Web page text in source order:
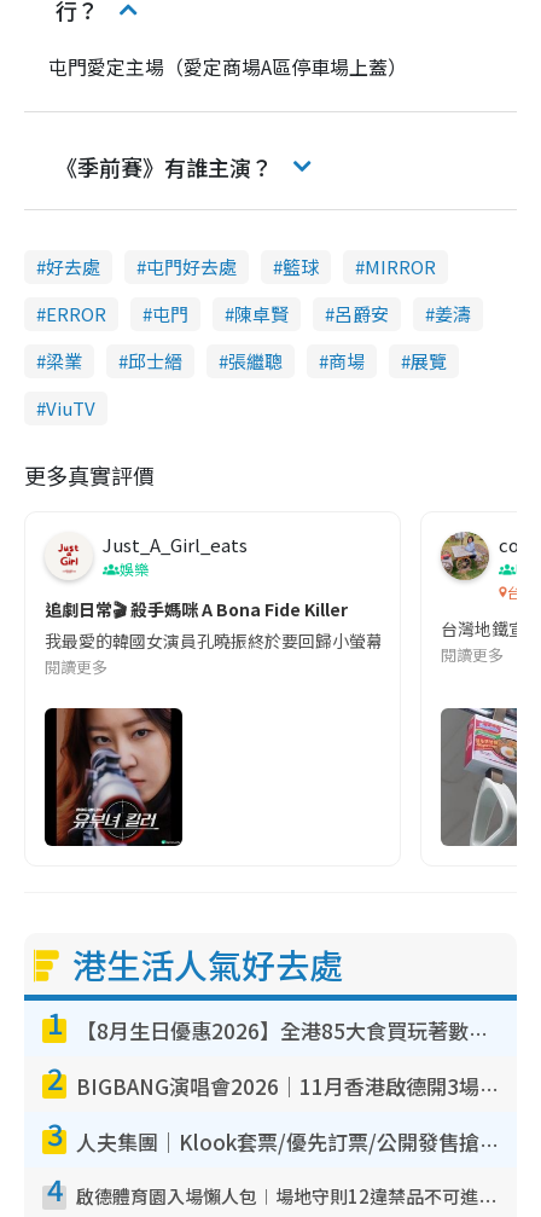
行？
屯門愛定主場（愛定商場A區停車場上蓋）
《季前賽》有誰主演？
好去處 屯門好去處 籃球
MIRROR
ERROR
屯門 陳卓賢 呂爵安
姜濤
梁業
邱士縉 張繼聰 商場
展覽
ViuTV
更多真實評價
Just_A_Girl_eats
娛樂
追劇日常🎬 殺手媽咪 A Bona Fide Killer
我最愛的韓國女演員孔曉振終於要回歸小螢幕啦!這次的劇本改編
閱讀更多
co
吹
台灣
台灣地鐵宣
閱讀更多
港生活人氣好去處
1 【8月生日優惠2026】全港85大食買玩著數攻略 自助餐/火鍋放題同行免費＋誠品/DONKI送現金券
2 BIGBANG演唱會2026｜11月香港啟德開3場！實名制VIP申請、優先購票攻略
3 人夫集團｜Klook套票/優先訂票/公開發售搶飛攻略！附票價.購票連結.場地座位表
4 啟德體育園入場懶人包︱場地守則12違禁品不可進場准帶細水樽但全場禁樽蓋！應援牌有限制！